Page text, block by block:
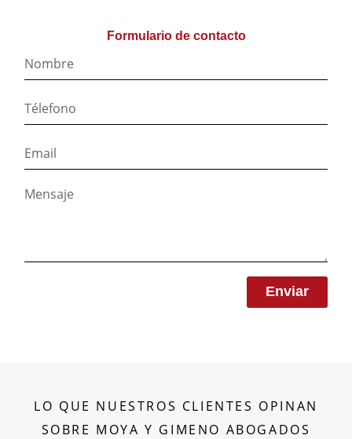
Formulario de contacto
Enviar
LO QUE NUESTROS CLIENTES OPINAN
SOBRE MOYA Y GIMENO ABOGADOS